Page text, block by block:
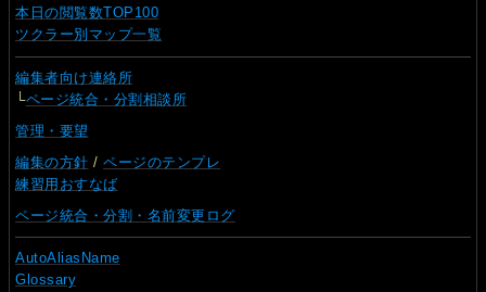
本日の閲覧数TOP100
ツクラー別マップ一覧
編集者向け連絡所
└ページ統合・分割相談所
管理・要望
編集の方針 /ページのテンプレ
練習用おすなば
ページ統合・分割・名前変更ログ
AutoAliasName
Glossary